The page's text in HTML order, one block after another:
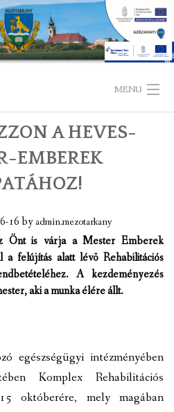
MENU
A HEVES-
EMBEREK
16byadmin.mezotarkany
Önt is várja a Mester Emberek
a felújítás alatt lévõ Rehabilitációs
A kezdeményezés
aki a munka élére állt.
egészségügyi intézményében
Komplex Rehabilitációs
októberére, mely magában